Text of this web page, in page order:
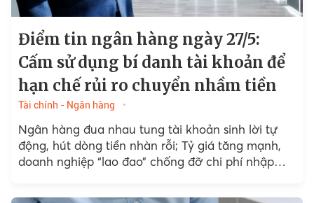
Điểm tin ngân hàng ngày 27/5:
Cấm sử dụng bí danh tài khoản để
hạn chế rủi ro chuyển nhầm tiền
Tài chính - Ngân hàng
Ngân hàng đua nhau tung tài khoản sinh lời tự
động, hút dòng tiền nhàn rỗi; Tỷ giá tăng mạnh,
doanh nghiệp “lao đao” chống đỡ chi phí nhập